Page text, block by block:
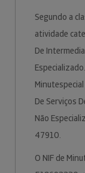
Segundo a
atividade
De
De Serviços
Não
47910.
O NIF de